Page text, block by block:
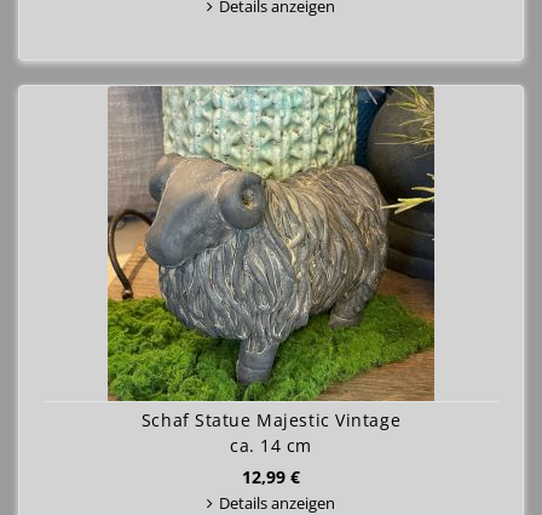
Details anzeigen
Schaf Statue Majestic Vintage
ca. 14 cm
12,99 €
Details anzeigen